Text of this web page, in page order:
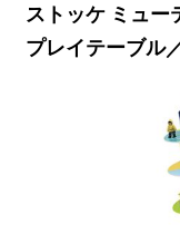
ストッケ ミュー
プレイテーブル